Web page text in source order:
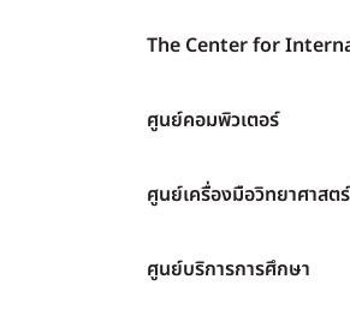
The Center for
ศูนย์คอมพิวเตอร์
ศูนย์เครื่องมือวิทยาศาสต
ศูนย์บริการการศึกษา